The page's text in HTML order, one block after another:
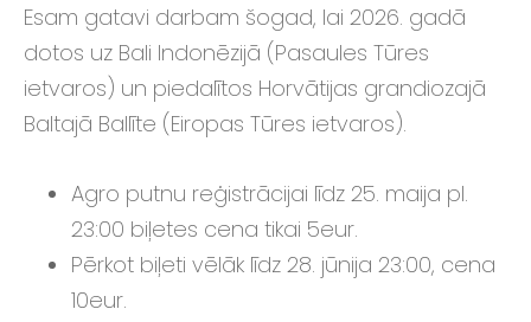
Esam gatavi darbam šogad, lai 2026. gadā
dotos uz Bali Indonēzijā (Pasaules Tūres
ietvaros) un piedalītos Horvātijas grandiozajā
Baltajā Ballīte (Eiropas Tūres ietvaros).
Agro putnu reģistrācijai līdz 25. maija pl.
23:00 biļetes cena tikai 5eur.
Pērkot biļeti vēlāk līdz 28. jūnija 23:00, cena
10eur.